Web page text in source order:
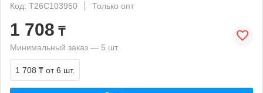
Код: T26C103950
Только опт
1 708 ₸
Минимальный заказ — 5 шт.
1 708 ₸ от 6 шт.